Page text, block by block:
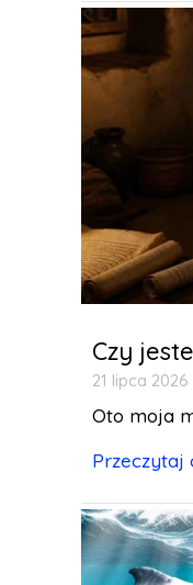
Czy
21 lipca 2026
Oto moja
Przeczytaj